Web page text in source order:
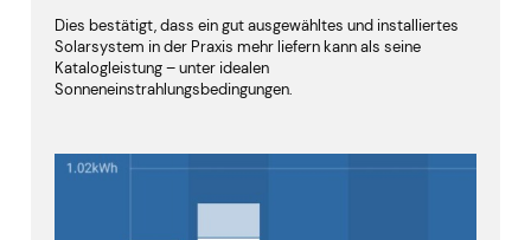
Dies bestätigt, dass ein gut ausgewähltes und installiertes
Solarsystem in der Praxis mehr liefern kann als seine
Katalogleistung – unter idealen
Sonneneinstrahlungsbedingungen.